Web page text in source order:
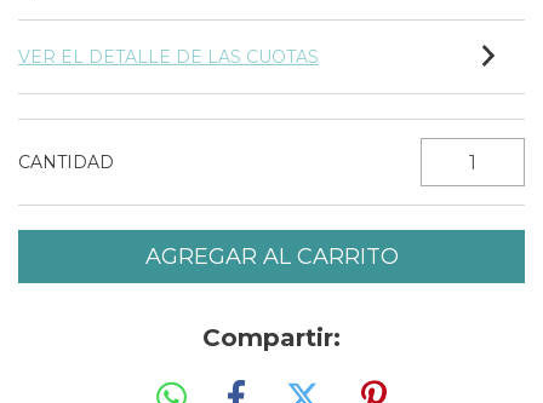
VER EL DETALLE DE LAS CUOTAS
CANTIDAD
Compartir: